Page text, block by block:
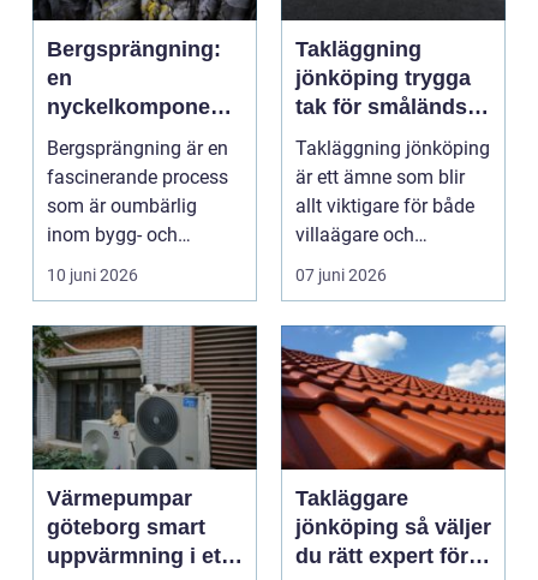
Bergsprängning:
en
nyckelkomponent i
modern
konstruktion
Bergsprängning är en
fascinerande process
som är oumbärlig
inom bygg- och
anl&au...
10 juni 2026
Takläggning
jönköping trygga
tak för småländskt
väder
Takläggning jönköping
är ett ämne som blir
allt viktigare för både
villaägare och
fastighetsägare i ...
07 juni 2026
Värmepumpar
göteborg smart
uppvärmning i ett
Takläggare
jönköping så väljer
du rätt expert för